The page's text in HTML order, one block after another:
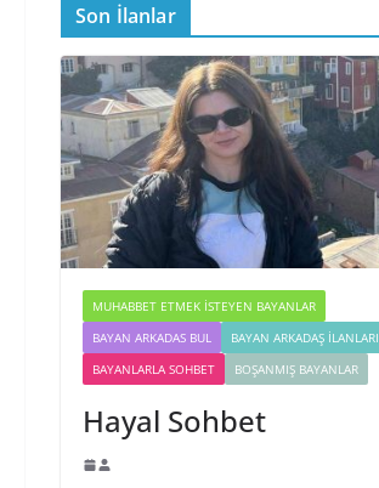
Son İlanlar
MUHABBET ETMEK İSTEYEN BAYANLAR
BAYAN ARKADAS BUL
BAYAN ARKADAŞ İLANLARI
BAYANLARLA SOHBET
BOŞANMIŞ BAYANLAR
Hayal Sohbet